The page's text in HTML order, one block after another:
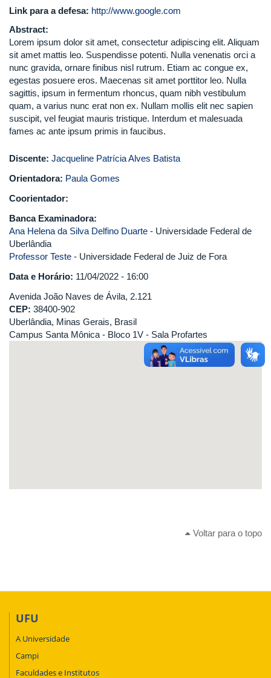
Link para a defesa: http://www.google.com
Abstract:
Lorem ipsum dolor sit amet, consectetur adipiscing elit. Aliquam
sit amet mattis leo. Suspendisse potenti. Nulla venenatis orci a
nunc gravida, ornare finibus nisl rutrum. Etiam ac congue ex,
egestas posuere eros. Maecenas sit amet porttitor leo. Nulla
sagittis, ipsum in fermentum rhoncus, quam nibh vestibulum
quam, a varius nunc erat non ex. Nullam mollis elit nec sapien
suscipit, vel feugiat mauris tristique. Interdum et malesuada
fames ac ante ipsum primis in faucibus.
Discente: Jacqueline Patrícia Alves Batista
Orientadora: Paula Gomes
Coorientador:
Banca Examinadora:
Ana Helena da Silva Delfino Duarte - Universidade Federal de
Uberlândia
Professor Teste - Universidade Federal de Juiz de Fora
Data e Horário: 11/04/2022 - 16:00
Avenida João Naves de Ávila, 2.121
CEP: 38400-902
Uberlândia, Minas Gerais, Brasil
Campus Santa Mônica - Bloco 1V - Sala Profartes
Voltar para o topo
UFU
A Universidade
Campi
Faculdades e Institutos